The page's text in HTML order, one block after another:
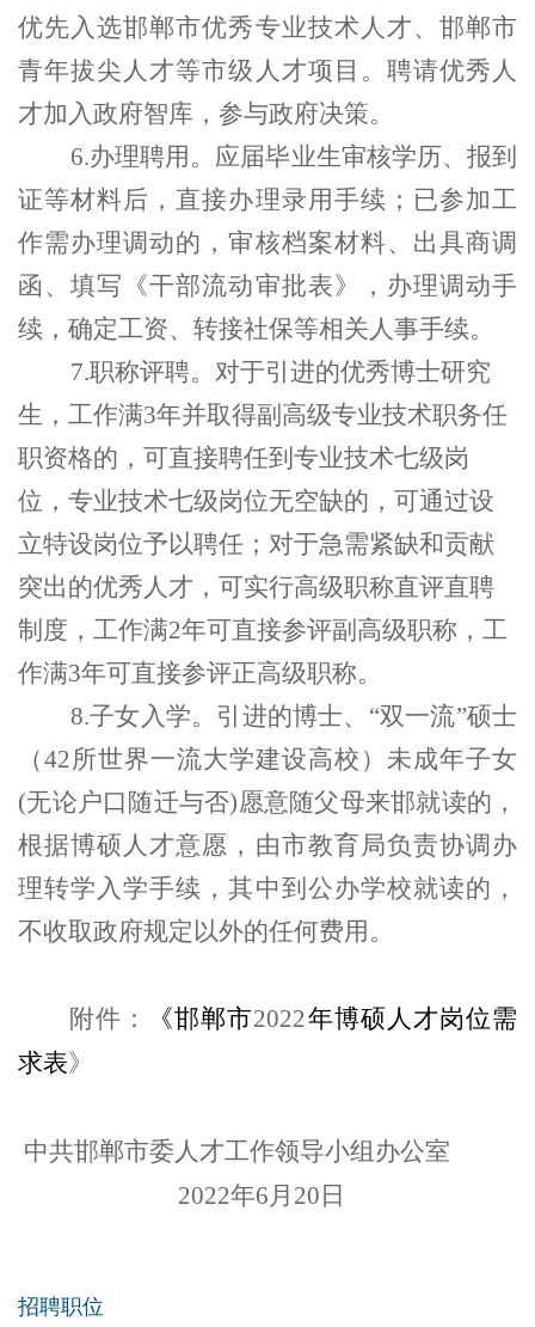
优先入选邯郸市优秀专业技术人才、邯郸市
青年拔尖人才等市级人才项目。聘请优秀人
才加入政府智库，参与政府决策。
6.办理聘用。 应届毕业生审核学历、报到
证等材料后，直接办理录用手续；已参加工
作需办理调动的，审核档案材料、出具商调
函、填写《干部流动审批表》，办理调动手
续，确定工资、转接社保等相关人事手续。
7.职称评聘。 对于引进的优秀博士研究
生，工作满3年并取得副高级专业技术职务任
职资格的，可直接聘任到专业技术七级岗
位，专业技术七级岗位无空缺的，可通过设
立特设岗位予以聘任；对于急需紧缺和贡献
突出的优秀人才，可实行高级职称直评直聘
制度，工作满2年可直接参评副高级职称，工
作满3年可直接参评正高级职称。
8.子女入学。 引进的博士、 “双一流”硕士
（42所世界一流大学建设高校）未成年子女
(无论户口随迁与否)愿意随父母来邯就读的，
根据博硕人才意愿，由市教育局负责协调办
理转学入学手续，其中到公办学校就读的，
不收取政府规定以外的任何费用。
附件： 《邯郸市2022年博硕人才岗位需
求表》
中共邯郸市委人才工作领导小组办公室
2022年6月20日
招聘职位